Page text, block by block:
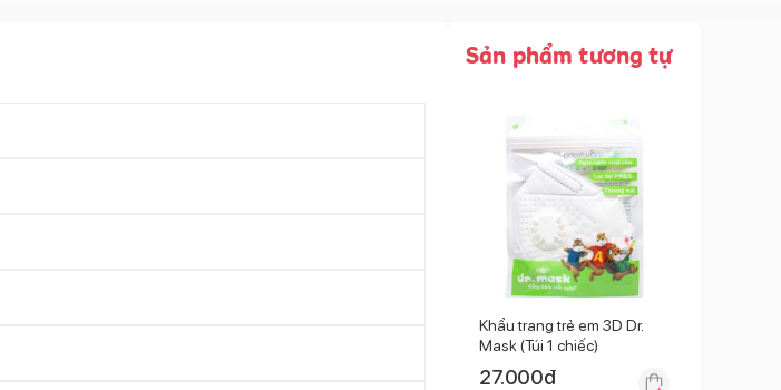
Sản phẩm tương tự
Khẩu trang trẻ em 3D Dr.
Mask (Túi 1 chiếc)
27.000đ